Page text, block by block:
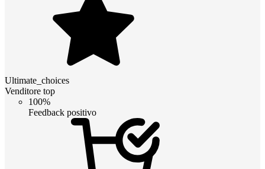
Ultimate_choices
Venditore top
100%
Feedback positivo